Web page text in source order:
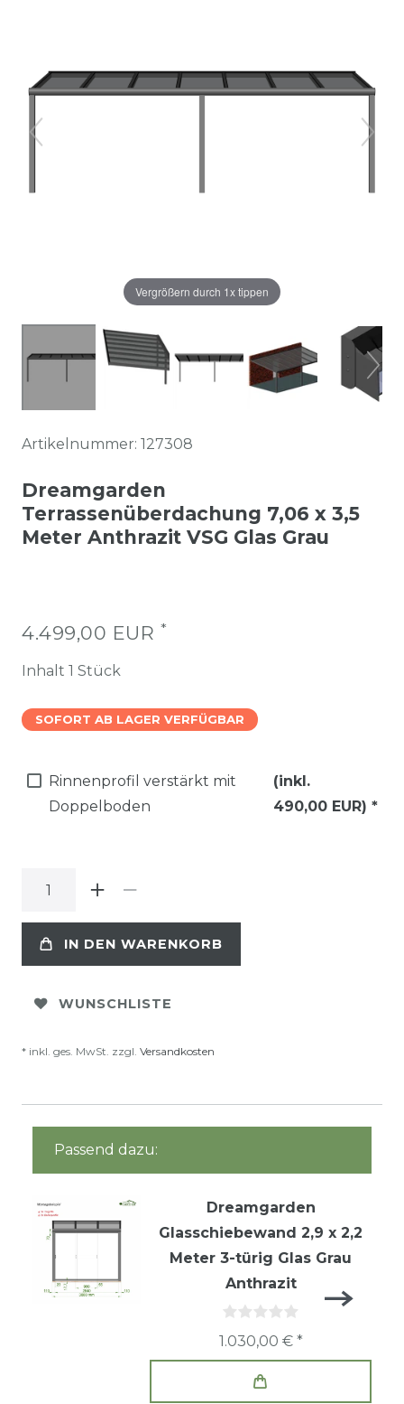
Vergrößern durch 1x tippen
Artikelnummer: 127308
Dreamgarden
Terrassenüberdachung 7,06 x 3,5
Meter Anthrazit VSG Glas Grau
4.499,00 EUR *
Inhalt 1 Stück
SOFORT AB LAGER VERFÜGBAR
Rinnenprofil verstärkt mit
Doppelboden
(inkl.
490,00 EUR) *
IN DEN WARENKORB
WUNSCHLISTE
* inkl. ges. MwSt. zzgl. Versandkosten
Passend dazu:
Dreamgarden
Glasschiebewand 2,9 x 2,2
Meter 3-türig Glas Grau
Anthrazit
1.030,00 € *